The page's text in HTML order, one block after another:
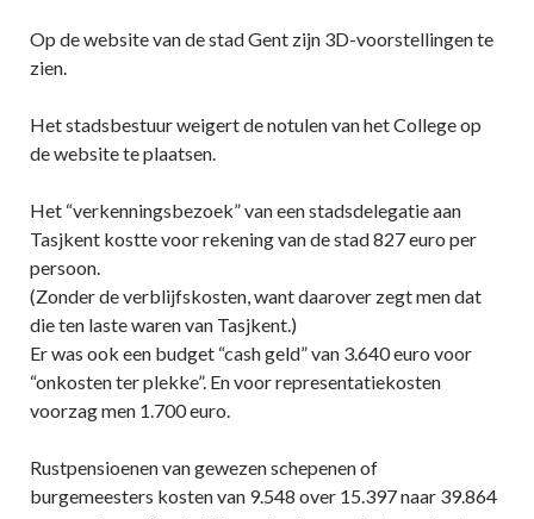
Op de website van de stad Gent zijn 3D-voorstellingen te
zien.
Het stadsbestuur weigert de notulen van het College op
de website te plaatsen.
Het “verkenningsbezoek” van een stadsdelegatie aan
Tasjkent kostte voor rekening van de stad 827 euro per
persoon.
(Zonder de verblijfskosten, want daarover zegt men dat
die ten laste waren van Tasjkent.)
Er was ook een budget “cash geld” van 3.640 euro voor
“onkosten ter plekke”. En voor representatiekosten
voorzag men 1.700 euro.
Rustpensioenen van gewezen schepenen of
burgemeesters kosten van 9.548 over 15.397 naar 39.864